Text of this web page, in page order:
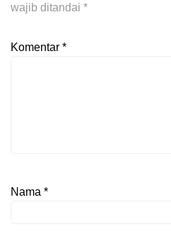
wajib ditandai *
Komentar *
Nama *